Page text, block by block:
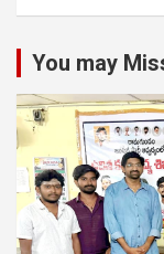
You may